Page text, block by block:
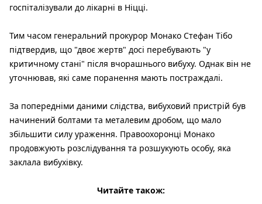
госпіталізували до лікарні в Ніцці.
Тим часом генеральний прокурор Монако Стефан Тібо
підтвердив, що "двоє жертв" досі перебувають "у
критичному стані" після вчорашнього вибуху. Однак він не
уточнював, які саме поранення мають постраждалі.
За попередніми даними слідства, вибуховий пристрій був
начинений болтами та металевим дробом, що мало
збільшити силу ураження. Правоохоронці Монако
продовжують розслідування та розшукують особу, яка
заклала вибухівку.
Читайте також: